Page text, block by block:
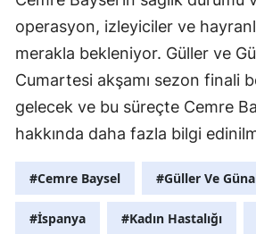
operasyon, izleyiciler ve
merakla bekleniyor. Güller ve
Cumartesi akşamı sezon finali
gelecek ve bu süreçte Cemre
hakkında daha fazla bilgi
#Cemre Baysel #Güller Ve
#İspanya #Kadın Hastalığı